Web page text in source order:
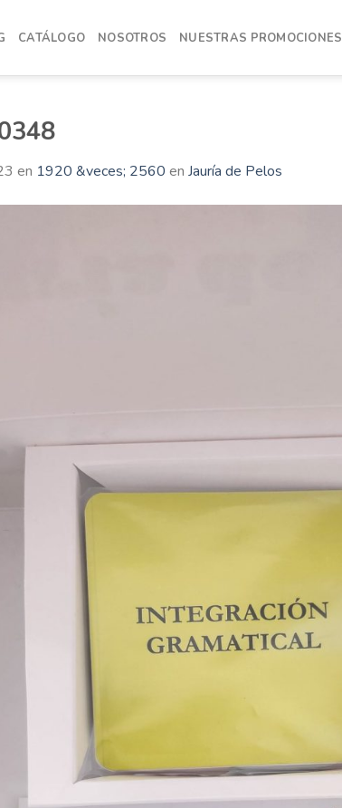
CATÁLOGO NOSOTROS NUESTRAS PROMOCIONES
en 1920 &veces; 2560 en Jauría de Pelos